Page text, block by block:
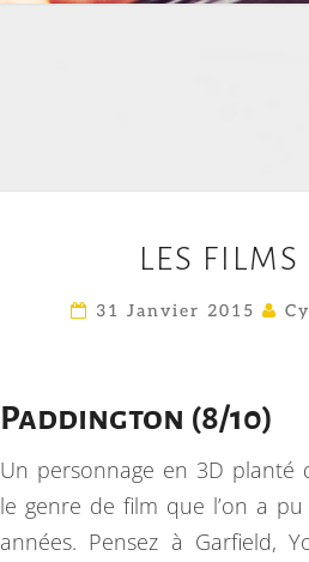
LES
31 Janvier 2015
Paddington (8/10)
Un personnage en 3D planté
le genre de film que l’on a
années. Pensez à Garfield,